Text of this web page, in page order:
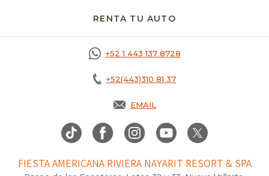
RENTA TU AUTO
+52 1 443 137 8728
+52(443)310 81 37
EMAIL
FIESTA AMERICANA RIVIERA NAYARIT RESORT & SPA